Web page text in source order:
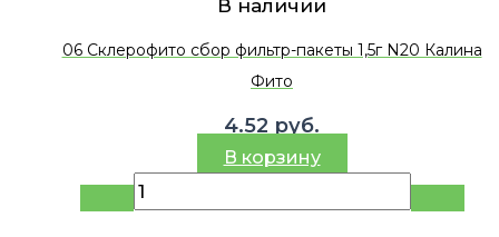
В наличии
06 Склерофито сбор фильтр-пакеты 1,5г N20 Калина
Фито
4.52 руб.
В корзину